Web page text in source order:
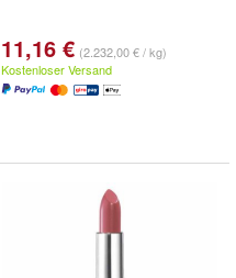
11,16 € (2.232,00 € / kg)
Kostenloser Versand